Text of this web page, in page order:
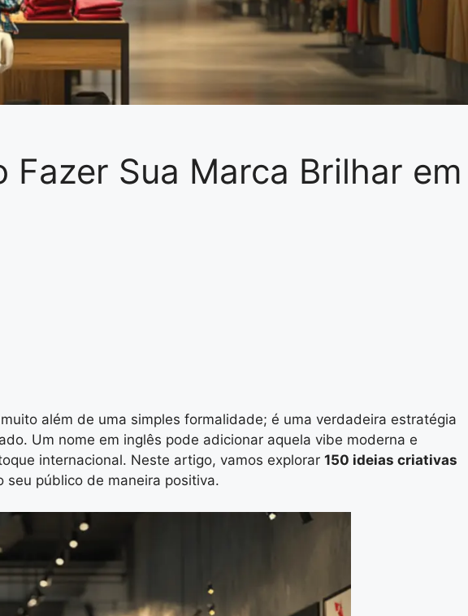
Sua Marca Brilhar em
além de uma simples formalidade; é uma verdadeira estratégia
Um nome em inglês pode adicionar aquela vibe moderna e
internacional. Neste artigo, vamos explorar 150 ideias criativas
seu público de maneira positiva.